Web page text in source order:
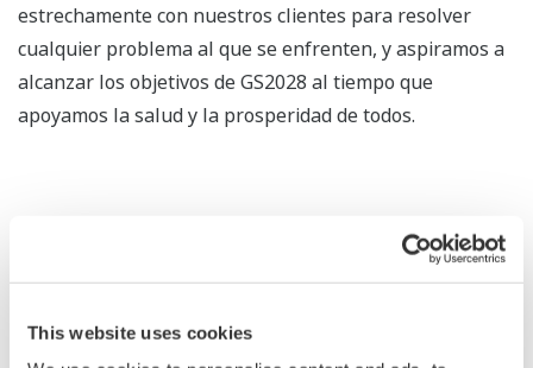
This website uses cookies
estrechamente con nuestros clientes para resolver
cualquier problema al que se enfrenten, y aspiramos a
alcanzar los objetivos de GS2028 al tiempo que
apoyamos la salud y la prosperidad de todos.
sostenibilidad basados en una visión de la sociedad